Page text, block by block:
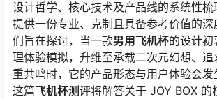
设计哲学、核心技术及产品线的系统性梳
提供一份专业、克制且具备参考价值的
们旨在探讨，当一款男用飞机杯的设计初
理体验模拟，升维至承载二次元幻想、
重共鸣时，它的产品形态与用户体验会发
这篇飞机杯测评将解答关于 JOY BOX 的